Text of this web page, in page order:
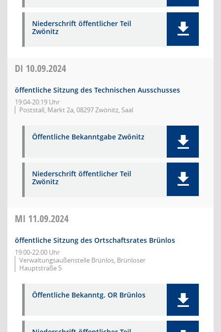
Niederschrift öffentlicher Teil
Zwönitz
DI 10.09.2024
öffentliche Sitzung des Technischen Ausschusses
19:04-20:19 Uhr
Poststall, Markt 2a, 08297 Zwönitz, Saal
Öffentliche Bekanntgabe Zwönitz
Niederschrift öffentlicher Teil
Zwönitz
MI 11.09.2024
öffentliche Sitzung des Ortschaftsrates Brünlos
19:00-22:00 Uhr
Verwaltungsaußenstelle Brünlos, Brünloser
Hauptstraße 5
Öffentliche Bekanntg. OR Brünlos